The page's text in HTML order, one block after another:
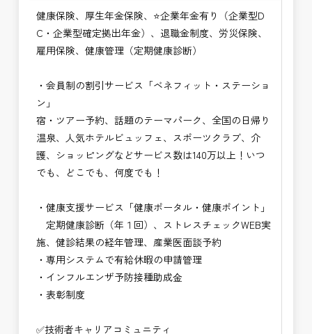
健康保険、厚生年金保険、⭐企業年金有り（企業型D
C・企業型確定拠出年金）、退職金制度、労災保険、
雇用保険、健康管理（定期健康診断）
・会員制の割引サービス「ベネフィット・ステーショ
ン」
宿・ツアー予約、話題のテーマパーク、全国の日帰り
温泉、人気ホテルビュッフェ、スポーツクラブ、介
護、ショッピングなどサービス数は140万以上！いつ
でも、どこでも、何度でも！
・健康支援サービス「健康ポータル・健康ポイント」
定期健康診断（年１回）、ストレスチェックWEB実
施、健診結果の経年管理、産業医面談予約
・専用システムで有給休暇の申請管理
・インフルエンザ予防接種助成⾦
・表彰制度
✅技術者キャリアコミュニティ